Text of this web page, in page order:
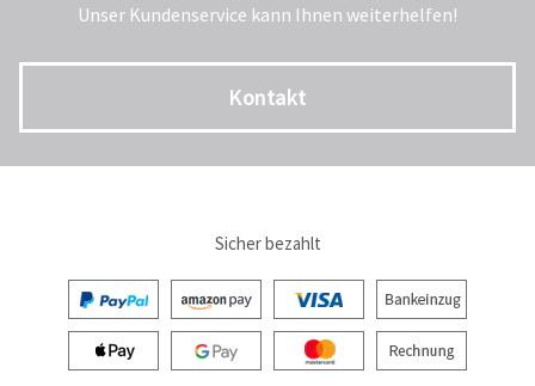
Unser Kundenservice kann Ihnen weiterhelfen!
Kontakt
Sicher bezahlt